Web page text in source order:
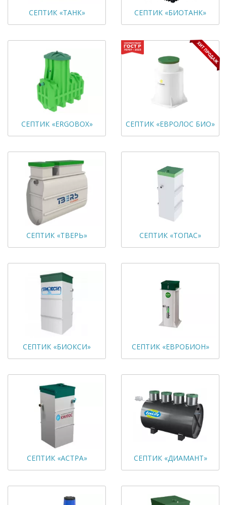
СЕПТИК «ТАНК» СЕПТИК «БИОТАНК»
СЕПТИК «ERGOBOX» СЕПТИК «ЕВРОЛОС БИО»
СЕПТИК «ТВЕРЬ» СЕПТИК «ТОПАС»
СЕПТИК «БИОКСИ» СЕПТИК «ЕВРОБИОН»
СЕПТИК «АСТРА» СЕПТИК «ДИАМАНТ»